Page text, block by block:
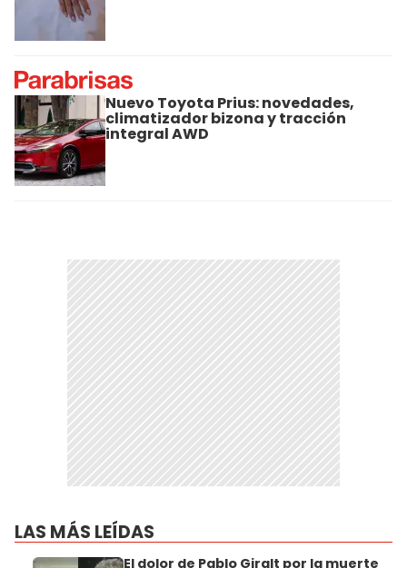
Nuevo Toyota Prius: novedades,
climatizador bizona y tracción
integral AWD
LAS MÁS LEÍDAS
El dolor de Pablo Giralt por la muerte